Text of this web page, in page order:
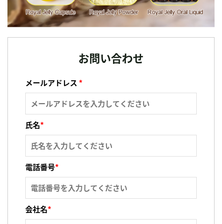
お問い合わせ
メールアドレス *
氏名*
電話番号*
会社名*